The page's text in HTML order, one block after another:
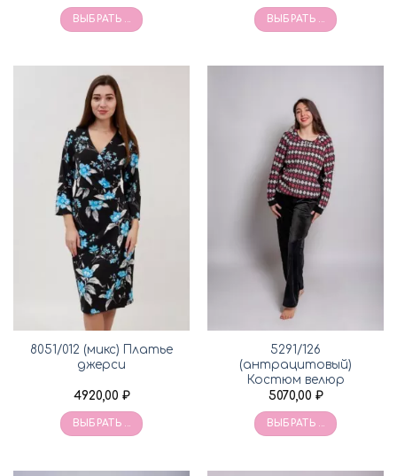
ВЫБРАТЬ ... ВЫБРАТЬ ...
8051/012 (микс) Платье
джерси
4920,00 ₽
ВЫБРАТЬ ...
5291/126
(антрацитовый)
Костюм велюр
5070,00 ₽
ВЫБРАТЬ ...